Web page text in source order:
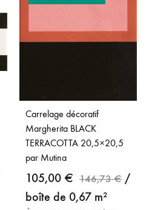
Carrelage décoratif
Margherita BLACK
TERRACOTTA 20,5×20,5
par Mutina
105,00 € 146,73€ /
boîte de 0,67 m²